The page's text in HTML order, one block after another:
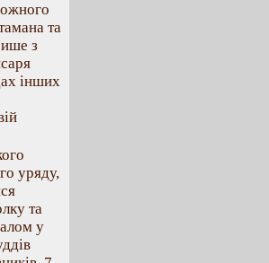
та
з
інших
уряду,
та
у